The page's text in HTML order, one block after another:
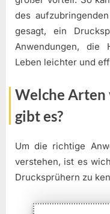
des
gesagt, ein
Anwendungen, die
Leben leichter und
Welche Arten
gibt es?
Um die richtige
verstehen, ist es
Drucksprühern zu